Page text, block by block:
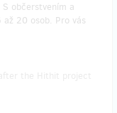
občerstvením a
až 20 osob. Pro vás